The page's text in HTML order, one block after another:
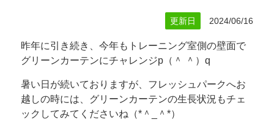
更新日 2024/06/16
昨年に引き続き、今年もトレーニング室側の壁面で
グリーンカーテンにチャレンジp（＾ ＾）q
暑い日が続いておりますが、フレッシュパークへお
越しの時には、グリーンカーテンの生長状況もチェ
ックしてみてくださいね（*＾_＾*）